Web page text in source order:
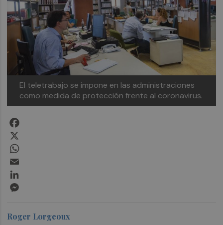
El teletrabajo se impone en las administraciones
como medida de protección frente al coronavirus.
Roger Lorgeoux